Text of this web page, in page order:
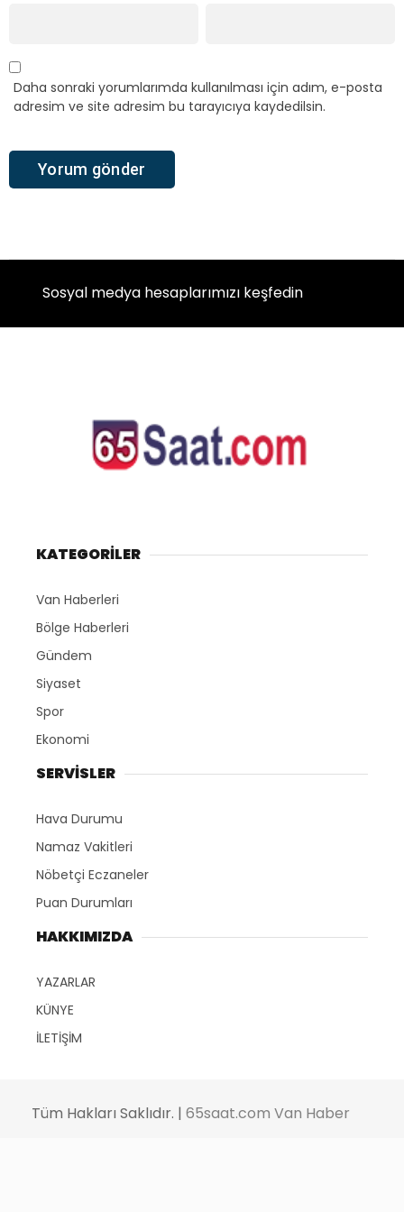
Daha sonraki yorumlarımda kullanılması için adım, e-posta
adresim ve site adresim bu tarayıcıya kaydedilsin.
Sosyal medya hesaplarımızı keşfedin
KATEGORİLER
Van Haberleri
Bölge Haberleri
Gündem
Siyaset
Spor
Ekonomi
SERVİSLER
Hava Durumu
Namaz Vakitleri
Nöbetçi Eczaneler
Puan Durumları
HAKKIMIZDA
YAZARLAR
KÜNYE
İLETİŞİM
Tüm Hakları Saklıdır. | 65saat.com Van Haber